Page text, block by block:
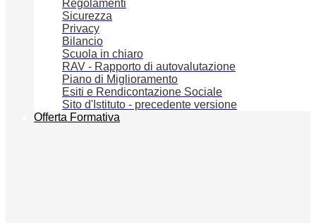
Regolamenti
Sicurezza
Privacy
Bilancio
Scuola in chiaro
RAV - Rapporto di autovalutazione
Piano di Miglioramento
Esiti e Rendicontazione Sociale
Sito d'Istituto - precedente versione
Offerta Formativa